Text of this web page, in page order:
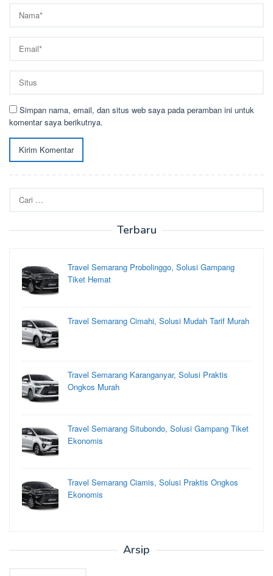
Simpan nama, email, dan situs web saya pada peramban ini untuk
komentar saya berikutnya.
untuk:
Terbaru
Travel Semarang Probolinggo, Solusi Gampang
Tiket Hemat
Travel Semarang Cimahi, Solusi Mudah Tarif Murah
Travel Semarang Karanganyar, Solusi Praktis
Ongkos Murah
Travel Semarang Situbondo, Solusi Gampang Tiket
Ekonomis
Travel Semarang Ciamis, Solusi Praktis Ongkos
Ekonomis
Arsip